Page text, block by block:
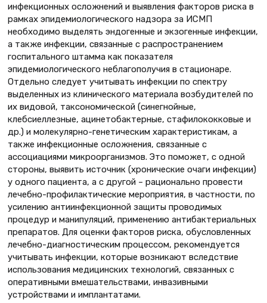
инфекционных осложнений и выявления факторов риска в
рамках эпидемиологического надзора за ИСМП
необходимо выделять эндогенные и экзогенные инфекции,
а также инфекции, связанные с распространением
госпитального штамма как показателя
эпидемиологического неблагополучия в стационаре.
Отдельно следует учитывать инфекции по спектру
выделенных из клинического материала возбудителей по
их видовой, таксономической (синегнойные,
клебсиеллезные, ацинетобактерные, стафилококковые и
др.) и молекулярно-генетическим характеристикам, а
также инфекционные осложнения, связанные с
ассоциациями микроорганизмов. Это поможет, с одной
стороны, выявить источник (хронические очаги инфекции)
у одного пациента, а с другой – рационально провести
лечебно-профилактические мероприятия, в частности, по
усилению антиинфекционной защиты проводимых
процедур и манипуляций, применению антибактериальных
препаратов. Для оценки факторов риска, обусловленных
лечебно-диагностическим процессом, рекомендуется
учитывать инфекции, которые возникают вследствие
использования медицинских технологий, связанных с
оперативными вмешательствами, инвазивными
устройствами и имплантатами.